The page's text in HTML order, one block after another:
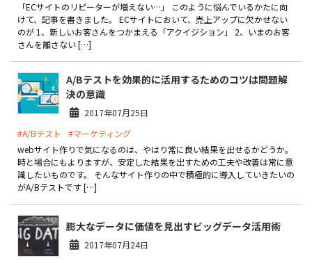
「ECサイトのリピーターが増えない…」 このように悩んでいるかたに向
けて、記事を書きました。 ECサイトにおいて、売上アップに欠かせない
のが 1、新しいお客さんをつかまえる「アクイジション」 2、いまのお客
さんを離さない […]
A/Bテストを効果的に活用するためのコツは問題解
決の意識
2017年07月25日
#A/Bテスト
#マーケティング
webサイト作りで気になるのは、やはり常に良い結果を出せるかどうか。
時と場合にもよりますが、安定した結果を出すための工夫や改善は常に意
識したいものです。 そんなサイト作りの中で積極的に導入していきたいの
がA/Bテストです […]
膨大なデータに価値を見出すビッグデータ活用術
2017年07月24日